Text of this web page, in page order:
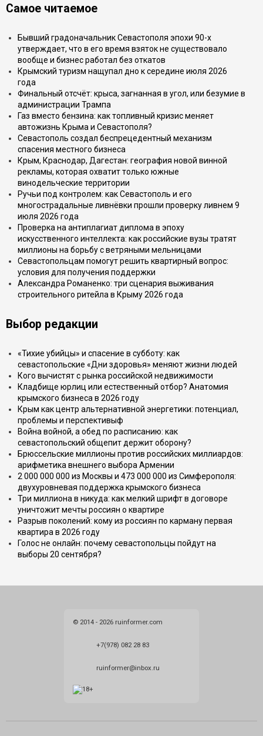
Самое читаемое
Бывший градоначальник Севастополя эпохи 90-х
утверждает, что в его время взяток не существовало
вообще и бизнес работал без откатов
Крымский туризм нащупал дно к середине июля 2026
года
Финальный отсчёт: крыса, загнанная в угол, или безумие в
администрации Трампа
Газ вместо бензина: как топливный кризис меняет
автожизнь Крыма и Севастополя?
Севастополь создал беспрецедентный механизм
спасения местного бизнеса
Крым, Краснодар, Дагестан: география новой винной
рекламы, которая охватит только южные
винодельческие территории
Ручьи под контролем: как Севастополь и его
многострадальные ливнёвки прошли проверку ливнем 9
июля 2026 года
Проверка на антиплагиат диплома в эпоху
искусственного интеллекта: как российские вузы тратят
миллионы на борьбу с ветряными мельницами
Севастопольцам помогут решить квартирный вопрос:
условия для получения поддержки
Александра Романенко: три сценария выживания
строительного ритейла в Крыму 2026 года
Выбор редакции
«Тихие убийцы» и спасение в субботу: как
севастопольские «Дни здоровья» меняют жизни людей
Кого вычистят с рынка российской недвижимости
Кладбище юрлиц или естественный отбор? Анатомия
крымского бизнеса в 2026 году
Крым как центр альтернативной энергетики: потенциал,
проблемы и перспективыф
Война войной, а обед по расписанию: как
севастопольский общепит держит оборону?
Брюссельские миллионы против российских миллиардов:
арифметика внешнего выбора Армении
2 000 000 000 из Москвы и 473 000 000 из Симферополя:
двухуровневая поддержка крымского бизнеса
Три миллиона в никуда: как мелкий шрифт в договоре
уничтожит мечты россиян о квартире
Разрыв поколений: кому из россиян по карману первая
квартира в 2026 году
Голос не онлайн: почему севастопольцы пойдут на
выборы 20 сентября?
© 2014 - 2026 ruinformer.com
+7(978) 082 28 83
ruinformer@inbox.ru